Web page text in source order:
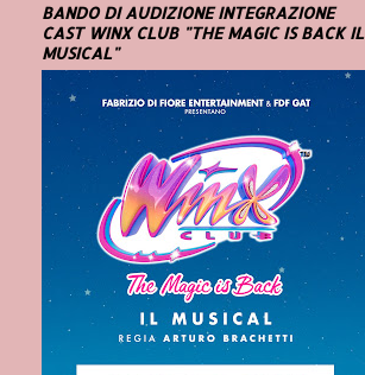
BANDO DI AUDIZIONE INTEGRAZIONE
CAST WINX CLUB "THE MAGIC IS BACK IL
MUSICAL"